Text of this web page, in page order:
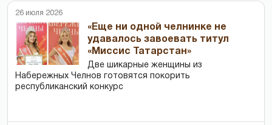
26 июля 2026
«Еще ни одной челнинке не
удавалось завоевать титул
«Миссис Татарстан»
Две шикарные женщины из
Набережных Челнов готовятся покорить
республиканский конкурс